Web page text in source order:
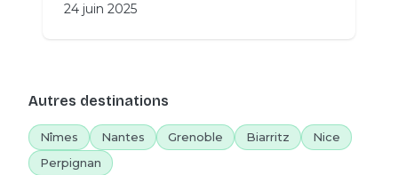
24 juin 2025
Autres destinations
Nîmes Nantes Grenoble Biarritz
Nice
Perpignan